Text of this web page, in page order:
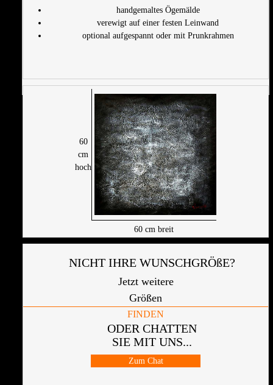
handgemaltes Ögemälde
verewigt auf einer festen Leinwand
optional aufgespannt oder mit Prunkrahmen
60
cm
hoch
60 cm breit
NICHT IHRE WUNSCHGRÖßE?
Jetzt weitere
Größen
FINDEN
ODER CHATTEN
SIE MIT UNS...
Zum Chat